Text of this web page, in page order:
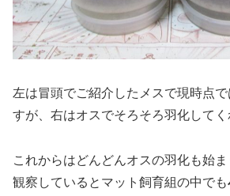
左は冒頭でご紹介したメスで現時点
すが、右はオスでそろそろ羽化してく
これからはどんどんオスの羽化も始ま
観察しているとマット飼育組の中でも